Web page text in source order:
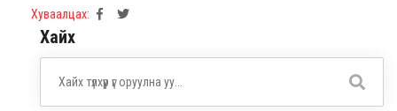
Хуваалцах:
Хайх